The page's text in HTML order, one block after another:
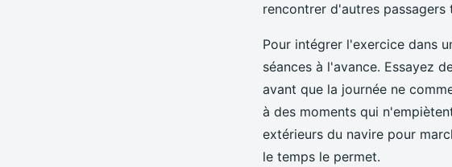
rencontrer d'autres
Pour intégrer l'exercice dans
séances à l'avance. Essayez
avant que la journée ne
à des moments qui
extérieurs du navire pour
le temps le permet.